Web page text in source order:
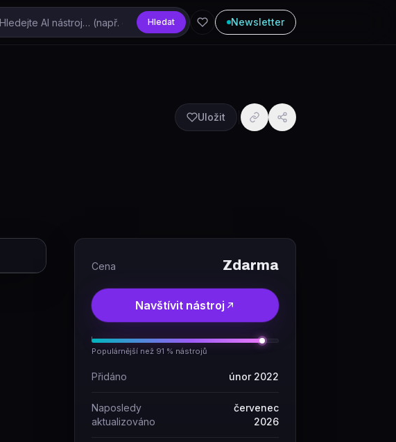
Hledat Newsletter
Uložit
Cena Zdarma
Navštívit nástroj
Populárnější než 91 % nástrojů
Přidáno únor 2022
Naposledy
aktualizováno
červenec
2026